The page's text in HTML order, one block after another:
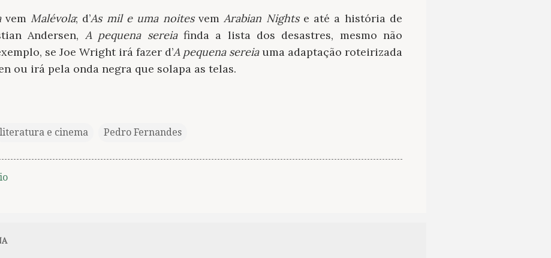
vem Malévola; d’As mil e uma noitesvemArabian Nightse até a história de
Andersen, A pequena sereiafinda a lista dos desastres, mesmo não
se Joe Wright irá fazer d’A pequena sereiauma adaptação roteirizada
ou irá pela onda negra que solapa as telas.
literatura e cinema Pedro Fernandes